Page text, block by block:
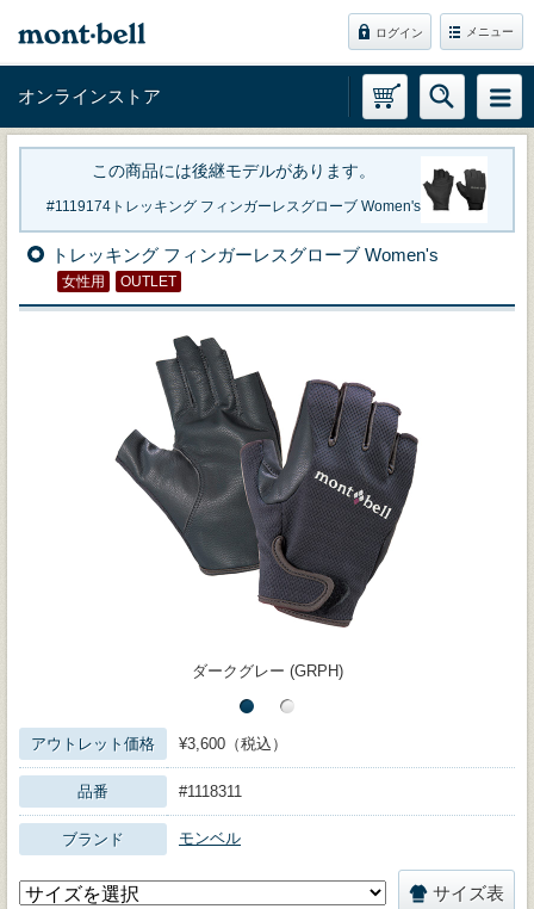
ログイン メニュー
オンラインストア
この商品には後継モデルがあります。
1119174 トレッキング フィンガーレスグローブ Women's
トレッキング フィンガーレスグローブ Women's
女性用 OUTLET
ダークグレー (GRPH)
アウトレット価格 ¥3,600（税込）
品番 #1118311
ブランド モンベル
サイズ表